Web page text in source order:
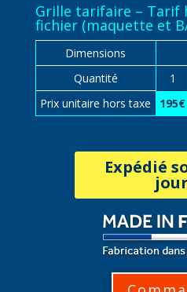
Grille tarifaire – Tarif
fichier (maquette et
Dimensions
Quantité
1
Prix unitaire hors taxe
195€
Expédié